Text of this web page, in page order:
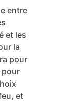
puisse
un
entre